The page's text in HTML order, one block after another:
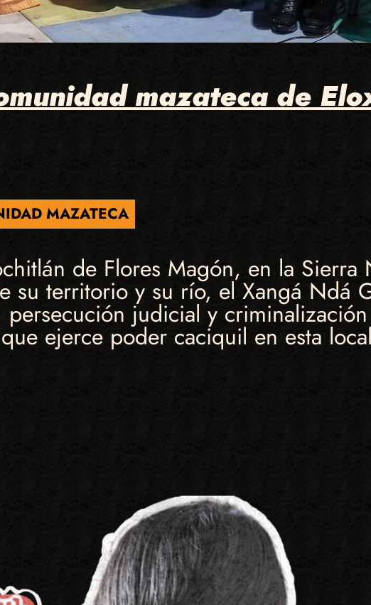
mazateca de
MAZATECA
de Flores Magón, en la Sierra
su territorio y su río, el Xangá Ndá
persecución judicial y
ejerce poder caciquil en esta